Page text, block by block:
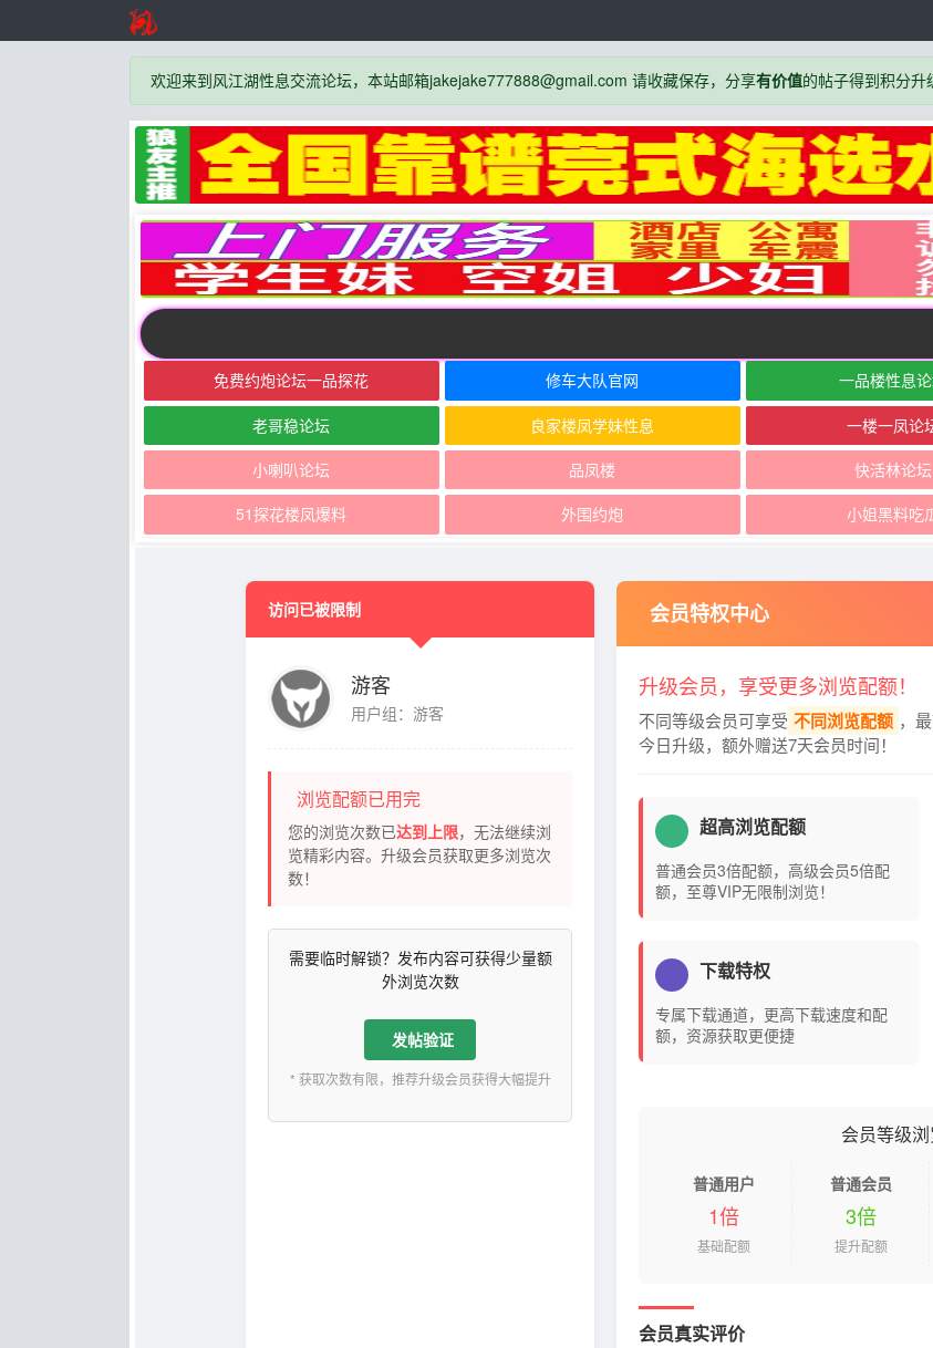
欢迎来到风江湖性息交流论坛，本站邮箱jakejake777888@gmail.com 请收藏保存，分享有价值的帖子得到积分升
免费约炮论坛一品探花 修车大队官网 一品楼性息
老哥稳论坛 良家楼凤学妹性息 一楼一凤论
小喇叭论坛 品凤楼 快活林论坛
51探花楼凤爆料 外围约炮 小姐黑料吃
访问已被限制
游客
用户组：游客
浏览配额已用完
您的浏览次数已达到上限，无法继续浏
览精彩内容。升级会员获取更多浏览次
数！
需要临时解锁？发布内容可获得少量额
外浏览次数
发帖验证
* 获取次数有限，推荐升级会员获得大幅提升
会员特权中心
升级会员，享受更多浏览配额！
不同等级会员可享受 不同浏览配额 ，
今日升级，额外赠送7天会员时间！
超高浏览配额
普通会员3倍配额，高级会员5倍配
额，至尊VIP无限制浏览！
下载特权
专属下载通道，更高下载速度和配
额，资源获取更便捷
会员等级
普通用户
1倍
基础配额
普通会员
3倍
提升配额
会员真实评价